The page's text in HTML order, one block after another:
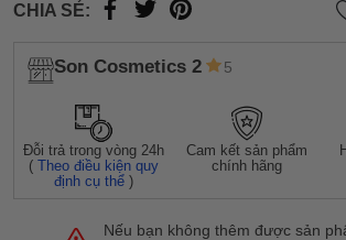
CHIA SẺ:
Son Cosmetics 2 5
Đỗi trả trong vòng 24h
(Theo điều kiện quy
định cụ thể )
Cam kết sản phẩm
chính hãng
Nếu bạn không thêm được sản